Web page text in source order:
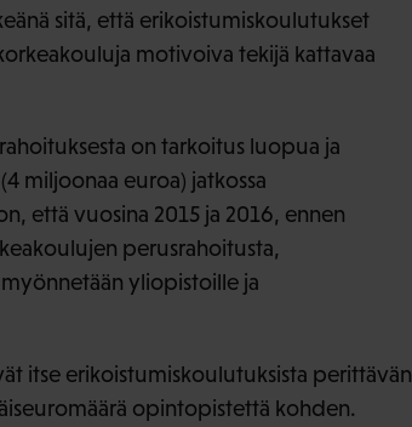
sitä, että erikoistumiskoulutukset
motivoiva tekijä kattavaa
on tarkoitus luopua ja
miljoonaa euroa) jatkossa
että vuosina 2015 ja 2016, ennen
perusrahoitusta,
yliopistoille ja
itse erikoistumiskoulutuksista perittävän
opintopistettä kohden.